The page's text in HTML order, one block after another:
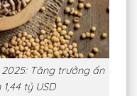
Tăng trưởng ấn
tỷ USD